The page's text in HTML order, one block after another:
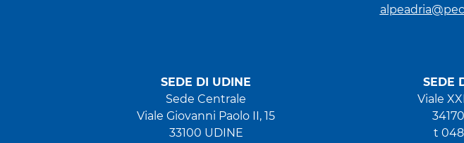
SEDE DI UDINE
Sede Centrale
Viale Giovanni Paolo II, 15
33100 UDINE
SEDE
Viale
t